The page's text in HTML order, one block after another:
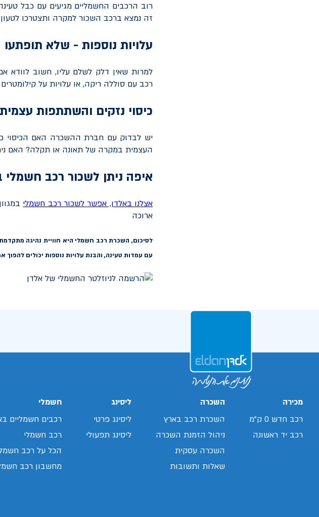
רוב הרכבים החשמליים מגיעים עם כבל
זה נמצא ברכב השכור למקרה ותצטרכו
עלויות נוספות - שלא תופתעו
למרות שאין דלק לשלם עליו, חשוב לוודא
רכב עם סוללה ריקה, או עלויות על קילומטרים
כיסוי נזקים והשתתפות
יש לבדוק עם חברת ההשכרה האם הכיסוי
העצמית במקרה של תאונה או תקלה? האם
איפה ניתן לשכור רכב חשמלי
אצלנו באלדן, אפשר לשכור רכב חשמלי
ארוכה
לסיכום, השכרת רכב חשמלי היא חוויית נהיגה
עם עמדות טעינה, והבנת עלויות נוספות יכולים
מכירה
רכב חדש 0 ק"מ
רכב יד ראשונה
השכרה
השכרת רכב בארץ
ניהול הזמנת השכרה
השכרה עסקית
שאלות ותשובות
ליסינג
ליסינג פרטי
ליסינג תפעולי
חשמלי
רכבים חשמליים
רכב חשמלי
הכל על רכב
מחשבון רכב